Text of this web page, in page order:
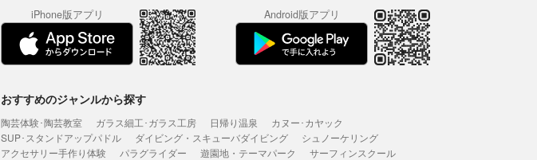
iPhone版アプリ Android版アプリ
おすすめのジャンルから探す
陶芸体験･陶芸教室 ガラス細工･ガラス工房 日帰り温泉
カヌー･カヤック
SUP･スタンドアップパドル
ダイビング・スキューバダイビング
シュノーケリング
アクセサリー手作り体験
パラグライダー 遊園地・テーマパーク
サーフィンスクール